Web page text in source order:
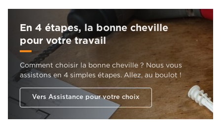
En 4 étapes, la bonne cheville
pour votre travail
Comment choisir la bonne cheville ? Nous vous
assistons en 4 simples étapes. Allez, au boulot !
Vers Assistance pour votre choix